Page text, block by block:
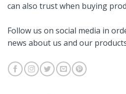
can also trust when buying
Follow us on social media in
news about us and our